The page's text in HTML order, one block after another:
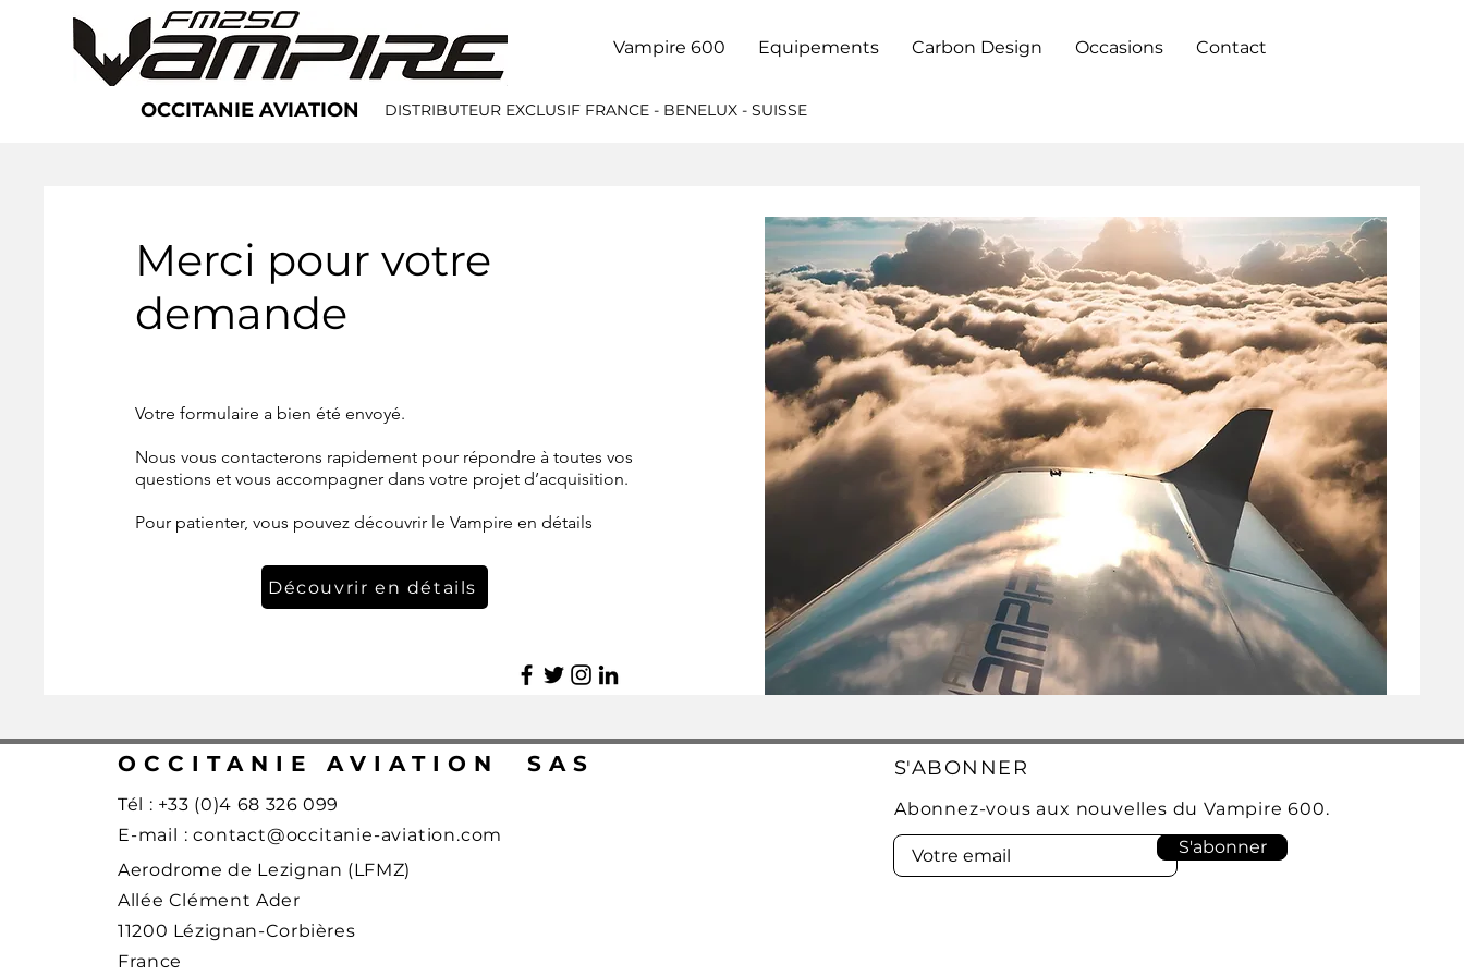
Vampire 600 Equipements Carbon Design Occasions Contact
DISTRIBUTEUR EXCLUSIF FRANCE - BENELUX - SUISSE
OCCITANIE AVIATION
Merci pour votre
demande
Votre formulaire a bien été envoyé.
Nous vous contacterons rapidement pour répondre à toutes vos
questions et vous accompagner dans votre projet d’acquisition.
Pour patienter, vous pouvez découvrir le Vampire en détails
Découvrir en détails
OCCITANIE AVIATION SAS
Tél : +33 (0)4 68 326 099
E-mail :contact@occitanie-aviation.com
Aerodrome de Lezignan (LFMZ)
Allée Clément Ader
11200 Lézignan-Corbières
France
S'ABONNER
Abonnez-vous aux nouvelles du Vampire 600.
S'abonner